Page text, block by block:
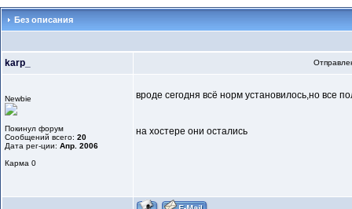
Без описания
karp_
Newbie
Покинул форум
Сообщений всего: 20
Дата рег-ции: Апр. 2006
Карма 0
вроде сегодня всё норм установилось,но все
на хостере они остались